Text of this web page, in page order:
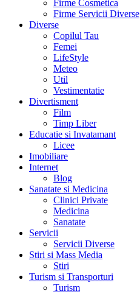
Firme Cosmetica
Firme Servicii Diverse
Diverse
Copilul Tau
Femei
LifeStyle
Meteo
Util
Vestimentatie
Divertisment
Film
Timp Liber
Educatie si Invatamant
Licee
Imobiliare
Internet
Blog
Sanatate si Medicina
Clinici Private
Medicina
Sanatate
Servicii
Servicii Diverse
Stiri si Mass Media
Stiri
Turism si Transporturi
Turism